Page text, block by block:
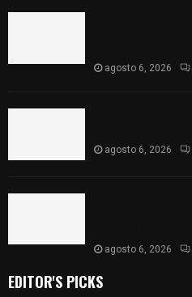
agosto 6, 2026
agosto 6, 2026
agosto 6, 2026
EDITOR'S PICKS